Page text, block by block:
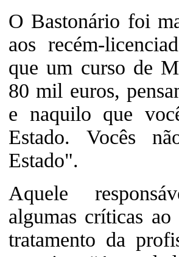
O Bastonário foi
aos recém-
que um curso de
80 mil euros,
e naquilo que
Estado. Vocês
Estado".
Aquele
algumas críticas
tratamento da